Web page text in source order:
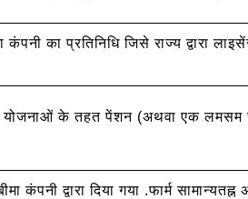
कंपनी का प्रतिनिधि जिसे राज्य द्वारा
के तहत पेंशन (अथवा एक लमसम
कंपनी द्वारा दिया गया .फार्म